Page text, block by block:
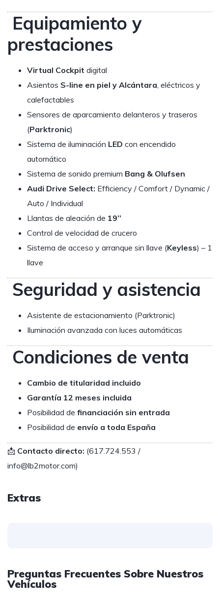
Equipamiento y
prestaciones
Virtual Cockpit digital
Asientos S-line en piel y Alcántara, eléctricos y
calefactables
Sensores de aparcamiento delanteros y traseros
(Parktronic)
Sistema de iluminación LED con encendido
automático
Sistema de sonido premium Bang & Olufsen
Audi Drive Select: Efficiency / Comfort / Dynamic /
Auto / Individual
Llantas de aleación de 19’’
Control de velocidad de crucero
Sistema de acceso y arranque sin llave (Keyless) – 1
llave
Seguridad y asistencia
Asistente de estacionamiento (Parktronic)
Iluminación avanzada con luces automáticas
Condiciones de venta
Cambio de titularidad incluido
Garantía 12 meses incluida
Posibilidad de financiación sin entrada
Posibilidad de envío a toda España
📩 Contacto directo: (617.724.553 /
info@lb2motor.com)
Extras
Preguntas Frecuentes Sobre Nuestros
Vehículos